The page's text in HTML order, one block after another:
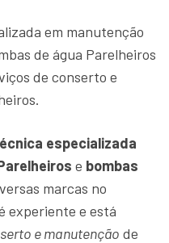
em manutenção
de água Parelheiros
de conserto e
especializada
e bombas
marcas no
experiente e está
e manutenção de